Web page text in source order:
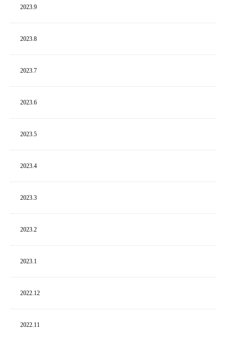
2023. 9
2023. 8
2023. 7
2023. 6
2023. 5
2023. 4
2023. 3
2023. 2
2023. 1
2022. 12
2022. 11